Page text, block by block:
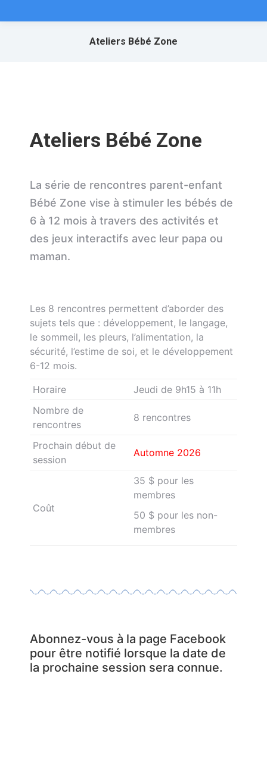
Ateliers Bébé Zone
Ateliers Bébé Zone
La série de rencontres parent-enfant
Bébé Zone vise à stimuler les bébés de
6 à 12 mois à travers des activités et
des jeux interactifs avec leur papa ou
maman.
Les 8 rencontres permettent d’aborder des
sujets tels que : développement, le langage,
le sommeil, les pleurs, l’alimentation, la
sécurité, l’estime de soi, et le développement
6-12 mois.
Horaire
Jeudi de 9h15 à 11h
Nombre de
rencontres
8 rencontres
Prochain début de
session
Automne 2026
Coût
35 $ pour les
membres
50 $ pour les non-
membres
Abonnez-vous à la page Facebook
pour être notifié lorsque la date de
la prochaine session sera connue.